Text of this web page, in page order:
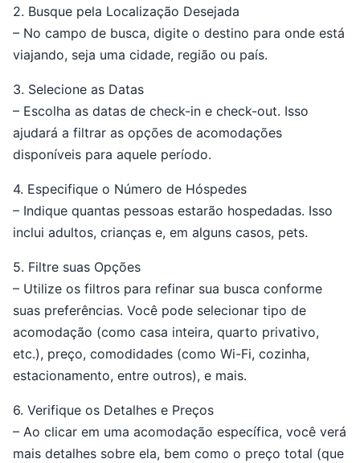
2. Busque pela Localização Desejada
– No campo de busca, digite o destino para onde está
viajando, seja uma cidade, região ou país.
3. Selecione as Datas
– Escolha as datas de check-in e check-out. Isso
ajudará a filtrar as opções de acomodações
disponíveis para aquele período.
4. Especifique o Número de Hóspedes
– Indique quantas pessoas estarão hospedadas. Isso
inclui adultos, crianças e, em alguns casos, pets.
5. Filtre suas Opções
– Utilize os filtros para refinar sua busca conforme
suas preferências. Você pode selecionar tipo de
acomodação (como casa inteira, quarto privativo,
etc.), preço, comodidades (como Wi-Fi, cozinha,
estacionamento, entre outros), e mais.
6. Verifique os Detalhes e Preços
– Ao clicar em uma acomodação específica, você verá
mais detalhes sobre ela, bem como o preço total (que